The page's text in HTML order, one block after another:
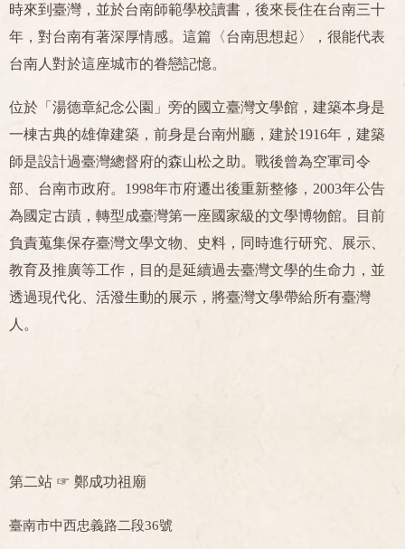
時來到臺灣，並於台南師範學校讀書，後來長住在台南三十
年，對台南有著深厚情感。這篇〈台南思想起〉，很能代表
台南人對於這座城市的眷戀記憶。
位於「湯德章紀念公園」旁的國立臺灣文學館，建築本身是
一棟古典的雄偉建築，前身是台南州廳，建於1916年，建築
師是設計過臺灣總督府的森山松之助。戰後曾為空軍司令
部、台南市政府。1998年市府遷出後重新整修，2003年公告
為國定古蹟，轉型成臺灣第一座國家級的文學博物館。目前
負責蒐集保存臺灣文學文物、史料，同時進行研究、展示、
教育及推廣等工作，目的是延續過去臺灣文學的生命力，並
透過現代化、活潑生動的展示，將臺灣文學帶給所有臺灣
人。
第二站 ☞ 鄭成功祖廟
臺南市中西忠義路二段36號